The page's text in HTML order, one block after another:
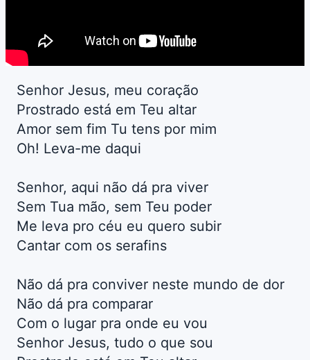
Senhor Jesus, meu coração
Prostrado está em Teu altar
Amor sem fim Tu tens por mim
Oh! Leva-me daqui
Senhor, aqui não dá pra viver
Sem Tua mão, sem Teu poder
Me leva pro céu eu quero subir
Cantar com os serafins
Não dá pra conviver neste mundo de dor
Não dá pra comparar
Com o lugar pra onde eu vou
Senhor Jesus, tudo o que sou